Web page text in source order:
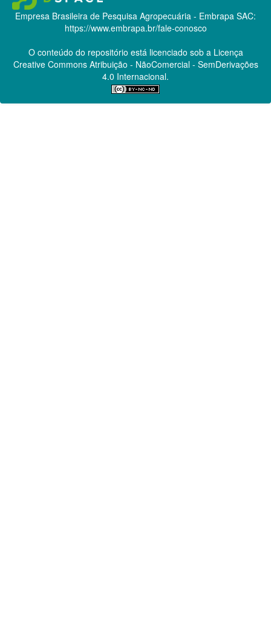
Empresa Brasileira de Pesquisa Agropecuária - Embrapa SAC:
https://www.embrapa.br/fale-conosco
O conteúdo do repositório está licenciado sob a Licença
Creative CommonsAtribuição - NãoComercial - SemDerivações
4.0 Internacional.